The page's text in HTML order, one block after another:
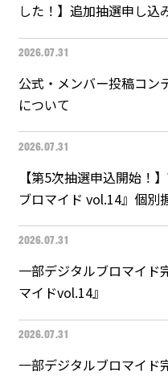
した！】追加抽選申し込
2026.07.31
公式・メンバー投稿コン
について
2026.07.31
【第5次抽選申込開始！
ブロマイド vol.14』個別
2026.07.31
一部デジタルブロマイド
マイドvol.14』
2026.07.31
一部デジタルブロマイド